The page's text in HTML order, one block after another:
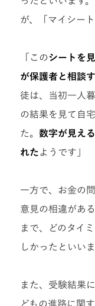
が、「マイシート
「このシートを
が保護者と相談
徒は、当初一人
の結果を見て自
た。 数字が見え
れた ようです」
一方で、お金の
意見の相違があ
まで、どのタイ
しかったといいま
また、受験結果
どもの進路に関